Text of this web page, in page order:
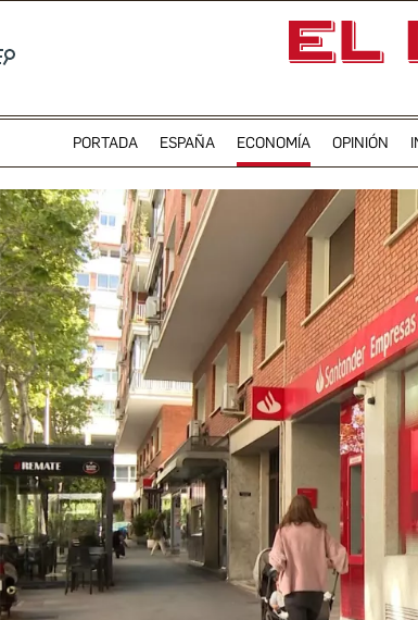
PORTADA ESPAÑA ECONOMÍA OPINIÓN